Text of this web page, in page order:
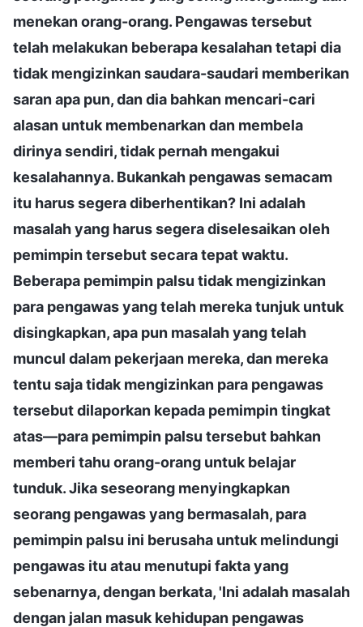
menekan orang-orang. Pengawas tersebut
telah melakukan beberapa kesalahan tetapi dia
tidak mengizinkan saudara-saudari memberikan
saran apa pun, dan dia bahkan mencari-cari
alasan untuk membenarkan dan membela
dirinya sendiri, tidak pernah mengakui
kesalahannya. Bukankah pengawas semacam
itu harus segera diberhentikan? Ini adalah
masalah yang harus segera diselesaikan oleh
pemimpin tersebut secara tepat waktu.
Beberapa pemimpin palsu tidak mengizinkan
para pengawas yang telah mereka tunjuk untuk
disingkapkan, apa pun masalah yang telah
muncul dalam pekerjaan mereka, dan mereka
tentu saja tidak mengizinkan para pengawas
tersebut dilaporkan kepada pemimpin tingkat
atas—para pemimpin palsu tersebut bahkan
memberi tahu orang-orang untuk belajar
tunduk. Jika seseorang menyingkapkan
seorang pengawas yang bermasalah, para
pemimpin palsu ini berusaha untuk melindungi
pengawas itu atau menutupi fakta yang
sebenarnya, dengan berkata, 'Ini adalah masalah
dengan jalan masuk kehidupan pengawas